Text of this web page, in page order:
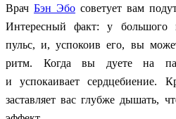
Врач Бэн Эбо советует вам
Интересный факт: у большого
пульс, и, успокоив его, вы
ритм. Когда вы дуете на
и успокаивает сердцебиение.
заставляет вас глубже дышать,